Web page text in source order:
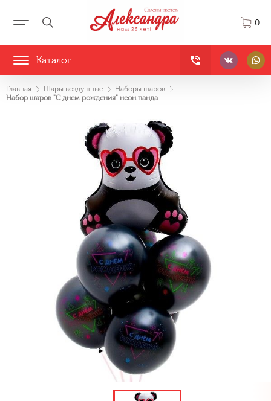
0
Каталог
Главная Шары воздушные
Наборы шаров
Набор шаров "С днем рождения" неон панда